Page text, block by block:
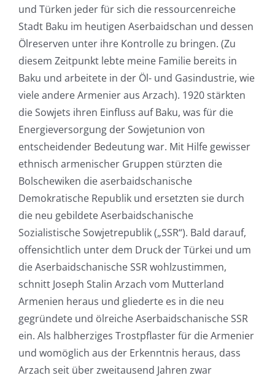
und Türken jeder für sich die ressourcenreiche
Stadt Baku im heutigen Aserbaidschan und dessen
Ölreserven unter ihre Kontrolle zu bringen. (Zu
diesem Zeitpunkt lebte meine Familie bereits in
Baku und arbeitete in der Öl- und Gasindustrie, wie
viele andere Armenier aus Arzach). 1920 stärkten
die Sowjets ihren Einfluss auf Baku, was für die
Energieversorgung der Sowjetunion von
entscheidender Bedeutung war. Mit Hilfe gewisser
ethnisch armenischer Gruppen stürzten die
Bolschewiken die aserbaidschanische
Demokratische Republik und ersetzten sie durch
die neu gebildete Aserbaidschanische
Sozialistische Sowjetrepublik („SSR“). Bald darauf,
offensichtlich unter dem Druck der Türkei und um
die Aserbaidschanische SSR wohlzustimmen,
schnitt Joseph Stalin Arzach vom Mutterland
Armenien heraus und gliederte es in die neu
gegründete und ölreiche Aserbaidschanische SSR
ein. Als halbherziges Trostpflaster für die Armenier
und womöglich aus der Erkenntnis heraus, dass
Arzach seit über zweitausend Jahren zwar